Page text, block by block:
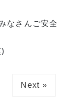
なさんご安全
Next »